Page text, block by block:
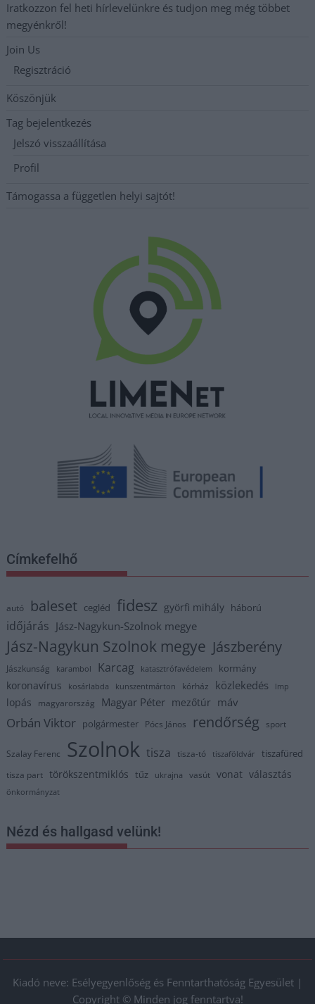
Iratkozzon fel heti hírlevelünkre és tudjon meg még többet
megyénkről!
Join Us
Regisztráció
Köszönjük
Tag bejelentkezés
Jelszó visszaállítása
Profil
Támogassa a független helyi sajtót!
Címkefelhő
autó baleset cegléd fidesz györfi mihály háború
időjárás Jász-Nagykun-Szolnok megye
Jász-Nagykun Szolnok megye Jászberény
Jászkunság karambol Karcag katasztrófavédelem kormány
koronavírus kosárlabda kunszentmárton kórház közlekedés lmp
lopás magyarország Magyar Péter mezőtúr máv
Orbán Viktor polgármester Pócs János rendőrség sport
Szalay Ferenc Szolnok tisza tisza-tó tiszaföldvár tiszafüred
tisza part törökszentmiklós tűz ukrajna vasút vonat választás
önkormányzat
Nézd és hallgasd velünk!
Kiadó neve: Esélyegyenlőség és Fenntarthatóság Egyesület |
Copyright © Minden jog fenntartva!